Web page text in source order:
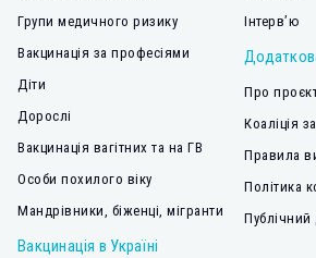
Групи медичного ризику
Вакцинація за професіями
Діти
Дорослі
Вакцинація вагітних та на ГВ
Особи похилого віку
Мандрівники, біженці, мігранти
Вакцинація в Україні
Інтерв’ю
Про
Коаліція
Правила
Політика